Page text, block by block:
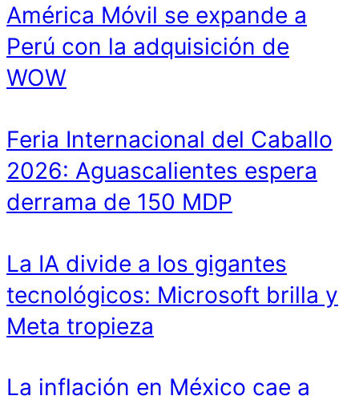
América Móvil se expande a
Perú con la adquisición de
WOW
Feria Internacional del Caballo
2026: Aguascalientes espera
derrama de 150 MDP
La IA divide a los gigantes
tecnológicos: Microsoft brilla y
Meta tropieza
La inflación en México cae a